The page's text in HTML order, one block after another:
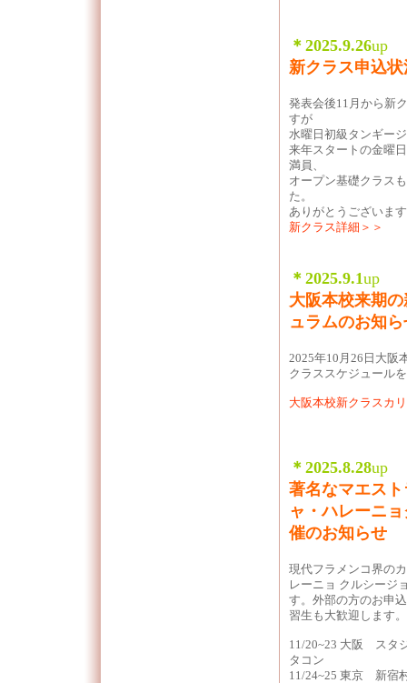
＊2025.9.26up
新クラス申込
発表会後11月から新
すが
水曜日初級タンギー
来年スタートの金曜
満員、
オープン基礎クラス
た。
ありがとうございま
新クラス詳細＞＞
＊2025.9.1up
大阪本校来期
ュラムのお知ら
2025年10月26日大阪
クラススケジュール
大阪本校新クラスカ
＊2025.8.28up
著名なマエス
ャ・ハレーニ
催のお知らせ
現代フラメンコ界の
レーニョ クルシージ
す。外部の方のお申
習生も大歓迎します。
11/20~23 大阪 スタ
タコン
11/24~25 東京 新宿